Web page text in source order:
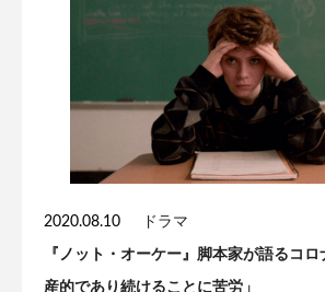
2020.08.10 ドラマ
『ノット・オーケー』脚本家が語るコロ
産的であり続けることに苦労」